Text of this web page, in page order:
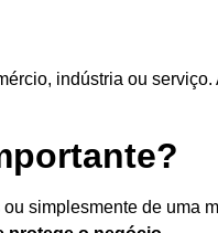
indústria ou serviço.
simplesmente de uma